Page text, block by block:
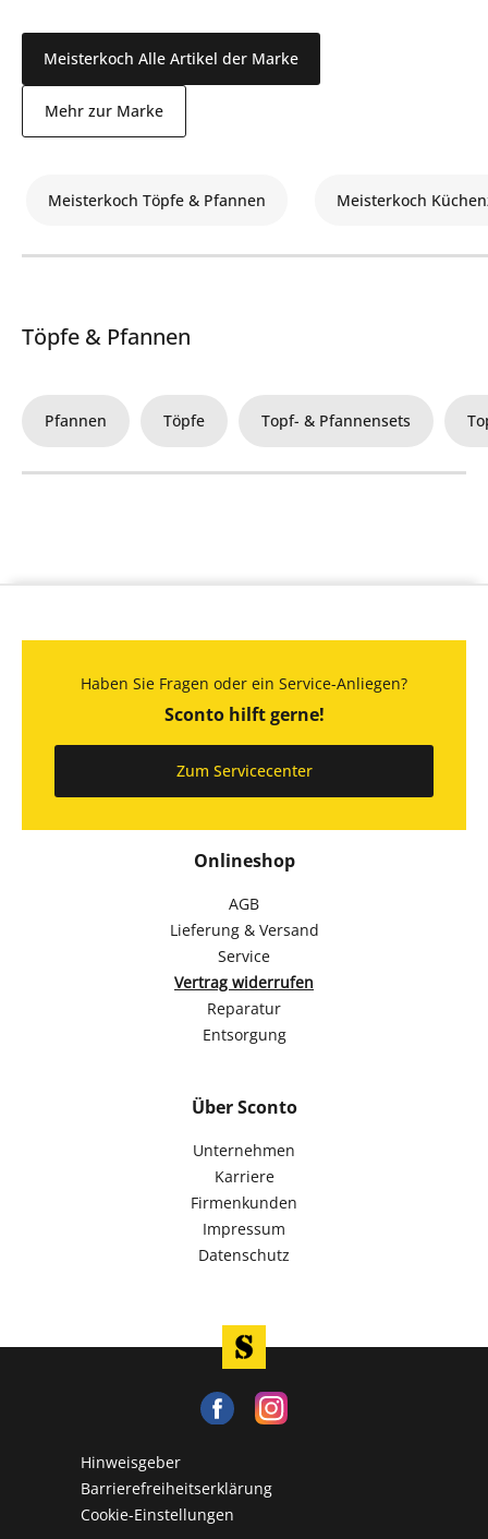
Meisterkoch Alle Artikel der Marke
Mehr zur Marke
Meisterkoch Töpfe & Pfannen Meisterkoch
Töpfe & Pfannen
Pfannen Töpfe Topf- & Pfannensets
Onlineshop
AGB
Lieferung & Versand
Service
Vertrag widerrufen
Reparatur
Entsorgung
Über Sconto
Unternehmen
Karriere
Firmenkunden
Impressum
Datenschutz
Haben Sie Fragen oder ein Service-Anliegen?
Sconto hilft gerne!
Zum Servicecenter
Hinweisgeber
Barrierefreiheitserklärung
Cookie-Einstellungen